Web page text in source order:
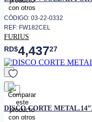
CÓDIGO: 03-22-0332
REF: FW182CEL
FURIUS
RD$4,43727
favorito
DISCO CORTE